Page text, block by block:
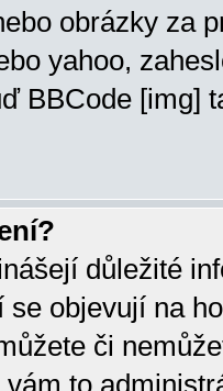
obrázky za
yahoo,
BBCode [img]
důležité
objevují na
či
to